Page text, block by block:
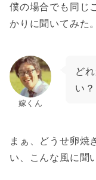
僕の場合でも同じ
かりに聞いてみた。
嫁くん
ど
い？
まぁ、どうせ卵焼
い、こんな風に聞